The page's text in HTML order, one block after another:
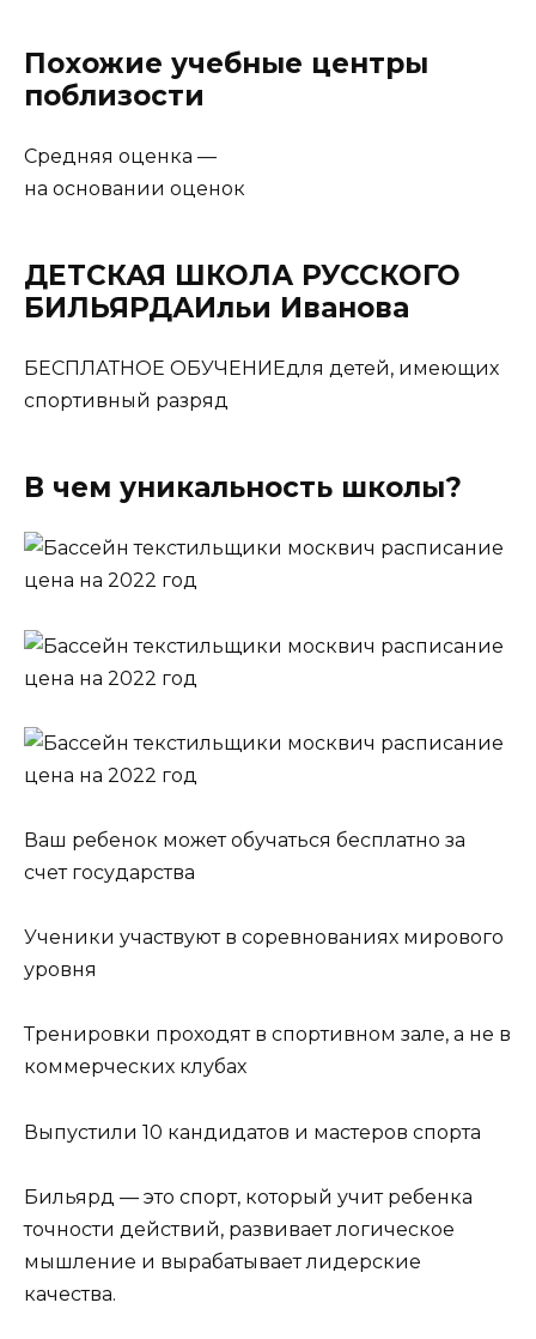
Похожие учебные центры
поблизости
Средняя оценка —
на основании оценок
ДЕТСКАЯ ШКОЛА РУССКОГО
БИЛЬЯРДАИльи Иванова
БЕСПЛАТНОЕ ОБУЧЕНИЕдля детей, имеющих
спортивный разряд
В чем уникальность школы?
Ваш ребенок может обучаться бесплатно за
счет государства
Ученики участвуют в соревнованиях мирового
уровня
Тренировки проходят в спортивном зале, а не в
коммерческих клубах
Выпустили 10 кандидатов и мастеров спорта
Бильярд — это спорт, который учит ребенка
точности действий, развивает логическое
мышление и вырабатывает лидерские
качества.